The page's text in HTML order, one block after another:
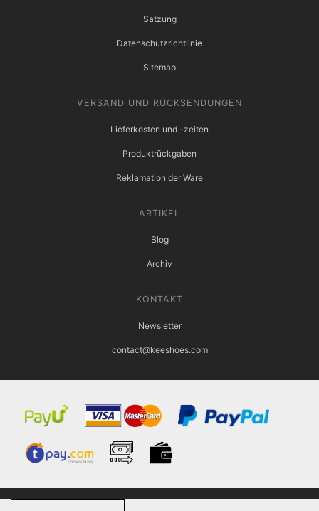
Satzung
Datenschutzrichtlinie
Sitemap
VERSAND UND RÜCKSENDUNGEN
Lieferkosten und -zeiten
Produktrückgaben
Reklamation der Ware
ARTIKEL
Blog
Archiv
KONTAKT
Newsletter
contact@keeshoes.com